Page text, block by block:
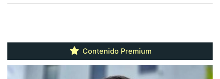
Contenido Premium